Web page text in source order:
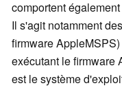
comportent
Il s'agit notamment
firmware
exécutant le firmware
est le système